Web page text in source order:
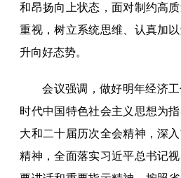
和昂扬向上状态，面对制约高
重视，树立系统思维、认真加
升向好态势。
会议强调，做好明年经济
时代中国特色社会主义思想为
大和二十届历次全会精神，深
精神，全面落实习近平总书记